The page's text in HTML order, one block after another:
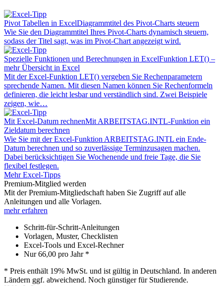
Pivot Tabellen in ExcelDiagrammtitel des Pivot-Charts steuern
Wie Sie den Diagrammtitel Ihres Pivot-Charts dynamisch steuern,
sodass der Titel sagt, was im Pivot-Chart angezeigt wird.
Spezielle Funktionen und Berechnungen in ExcelFunktion LET() –
mehr Übersicht in Excel
Mit der Excel-Funktion LET() vergeben Sie Rechenparametern
sprechende Namen. Mit diesen Namen können Sie Rechenformeln
definieren, die leicht lesbar und verständlich sind. Zwei Beispiele
zeigen, wie…
Mit Excel-Datum rechnenMit ARBEITSTAG.INTL-Funktion ein
Zieldatum berechnen
Wie Sie mit der Excel-Funktion ARBEITSTAG.INTL ein Ende-
Datum berechnen und so zuverlässige Terminzusagen machen.
Dabei berücksichtigen Sie Wochenende und freie Tage, die Sie
flexibel festlegen.
Mehr Excel-Tipps
Premium-Mitglied werden
Mit der Premium-Mitgliedschaft haben Sie Zugriff auf alle
Anleitungen und alle Vorlagen.
mehr erfahren
Schritt-für-Schritt-Anleitungen
Vorlagen, Muster, Checklisten
Excel-Tools und Excel-Rechner
Nur66,00 pro Jahr *
* Preis enthält 19% MwSt. und ist gültig in Deutschland. In anderen
Ländern ggf. abweichend. Noch günstiger für Studierende.